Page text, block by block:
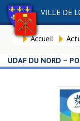
VILLE DE
Accueil
UDAF DU NORD –